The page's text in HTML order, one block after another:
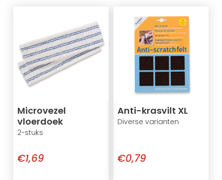
Microvezel
vloerdoek
2-stuks
€1,69
Anti-krasvilt XL
Diverse varianten
€0,79